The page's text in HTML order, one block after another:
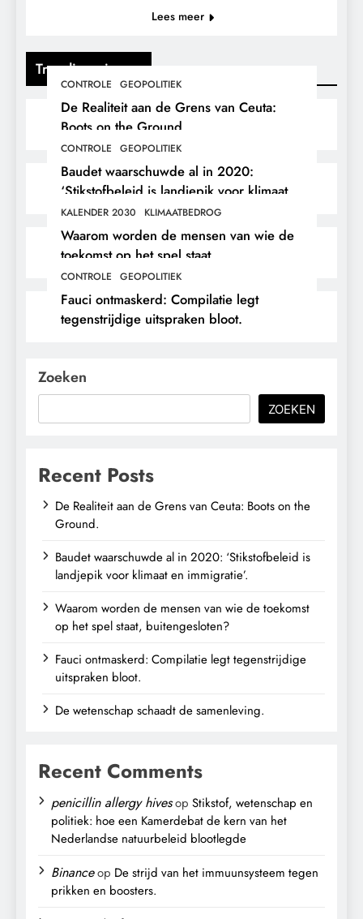
Trending nieuws
CONTROLE GEOPOLITIEK
De Realiteit aan de Grens van Ceuta:
Boots on the Ground.
CONTROLE GEOPOLITIEK
Baudet waarschuwde al in 2020:
‘Stikstofbeleid is landjepik voor klimaat
en immigratie’.
KALENDER 2030 KLIMAATBEDROG
Waarom worden de mensen van wie de
toekomst op het spel staat,
buitengesloten?
CONTROLE GEOPOLITIEK
Fauci ontmaskerd: Compilatie legt
tegenstrijdige uitspraken bloot.
Lees meer
Zoeken
ZOEKEN
Recent Posts
De Realiteit aan de Grens van Ceuta: Boots on the
Ground.
Baudet waarschuwde al in 2020: ‘Stikstofbeleid is
landjepik voor klimaat en immigratie’.
Waarom worden de mensen van wie de toekomst
op het spel staat, buitengesloten?
Fauci ontmaskerd: Compilatie legt tegenstrijdige
uitspraken bloot.
De wetenschap schaadt de samenleving.
Recent Comments
penicillin allergy hivesop Stikstof, wetenschap en
politiek: hoe een Kamerdebat de kern van het
Nederlandse natuurbeleid blootlegde
Binanceop De strijd van het immuunsysteem tegen
prikken en boosters.